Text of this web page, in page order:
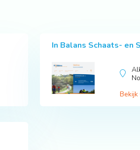
In Balans Schaats- en
Bekijk